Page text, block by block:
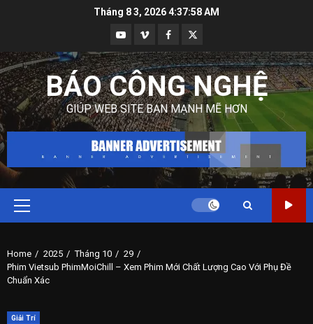
Tháng 8 3, 20264:37:59 AM
YoutubeVimeoFacebook
Twitter
BÁO CÔNG NGHỆ
GIÚP WEB SITE BẠN MẠNH MẼ HƠN
Primary
Menu
Home 2025 Tháng 10
29
Phim Vietsub PhimMoiChill – Xem Phim Mới Chất Lượng Cao Với Phụ Đề
Chuẩn Xác
Giải Trí